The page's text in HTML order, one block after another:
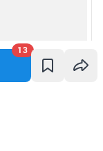
13